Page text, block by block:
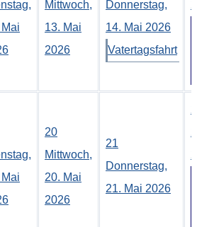
Mittwoch,
13. Mai
2026
Donnerstag,
14. Mai 2026
Vatertagsfahrt
20
Mittwoch,
20. Mai
2026
21
Donnerstag,
21. Mai 2026